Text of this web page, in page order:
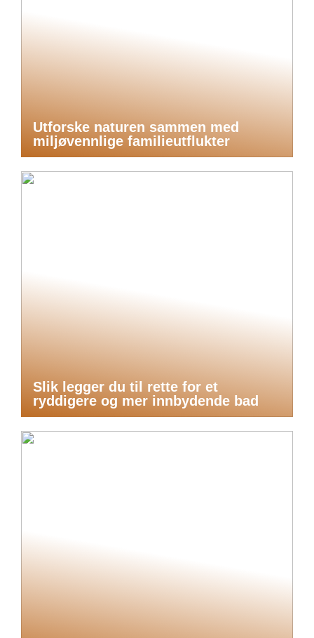
Utforske naturen sammen med
miljøvennlige familieutflukter
Slik legger du til rette for et
ryddigere og mer innbydende bad